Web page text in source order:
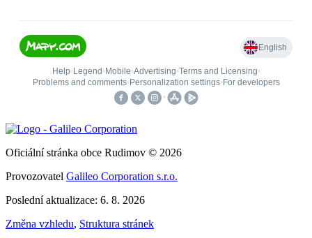
Oficiální stránka obce Rudimov © 2026
Provozovatel Galileo Corporation s.r.o.
Poslední aktualizace: 6. 8. 2026
Změna vzhledu, Struktura stránek